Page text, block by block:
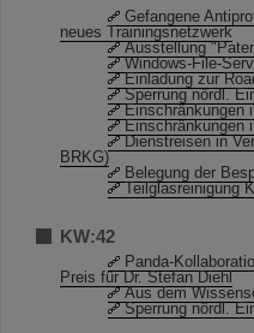
Gefangene
neues Trainingsnetzwerk
Ausstellung
Windows-File-
Einladung zur
Sperrung nördl.
Einschränkungen
Einschränkungen
Dienstreisen in
BRKG)
Belegung der
Teilglasreinigung
KW:42
Panda-
Preis für Dr. Stefan Diehl
Aus dem
Sperrung nördl.